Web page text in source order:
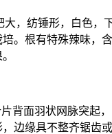
，纺锤形，白色，
。根有特殊辣味，
面羽状网脉突起
边缘具不整齐锯齿或